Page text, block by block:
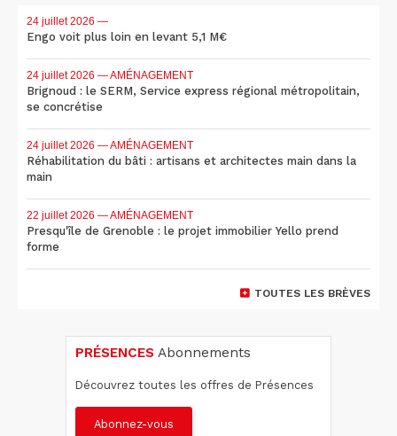
24 juillet 2026 —
Engo voit plus loin en levant 5,1 M€
24 juillet 2026 — AMÉNAGEMENT
Brignoud : le SERM, Service express régional métropolitain,
se concrétise
24 juillet 2026 — AMÉNAGEMENT
Réhabilitation du bâti : artisans et architectes main dans la
main
22 juillet 2026 — AMÉNAGEMENT
Presqu'île de Grenoble : le projet immobilier Yello prend
forme
TOUTES LES BRÈVES
PRÉSENCES Abonnements
Découvrez toutes les offres de Présences
Abonnez-vous